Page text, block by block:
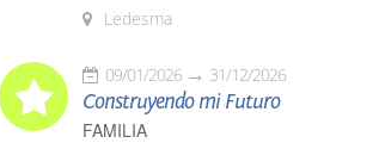
Ledesma
09/01/2026 31/12/2026
Construyendo mi Futuro
FAMILIA